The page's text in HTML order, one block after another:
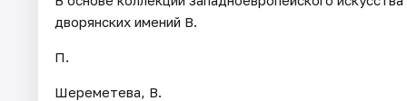
дворянских имений В.
П.
Шереметева, В.